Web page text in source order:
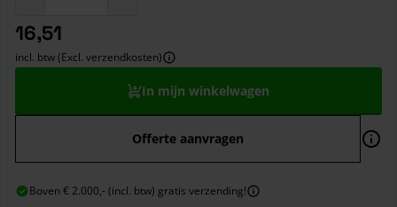
16,51
incl. btw (Excl. verzendkosten)
In mijn winkelwagen
Offerte aanvragen
Boven € 2.000,- (incl. btw) gratis verzending!